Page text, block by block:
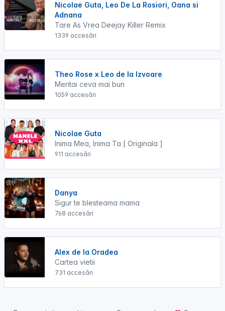
Nicolae Guta, Leo De La Rosiori, Oana si
Adnana
Tare As Vrea Deejay Killer Remix
1339 accesări
Theo Rose x Leo de la Izvoare
Meritai ceva mai bun
1059 accesări
Nicolae Guta
Inima Mea, Inima Ta [ Originala ]
911 accesări
Danya
Sigur te blesteama mama
768 accesări
Alex de la Oradea
Cartea vietii
731 accesări